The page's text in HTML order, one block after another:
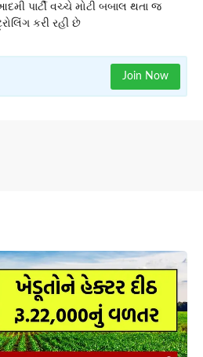
પાર્ટી વચ્ચે મોટી બબાલ થતા જ
કરી રહી છે
Join Now